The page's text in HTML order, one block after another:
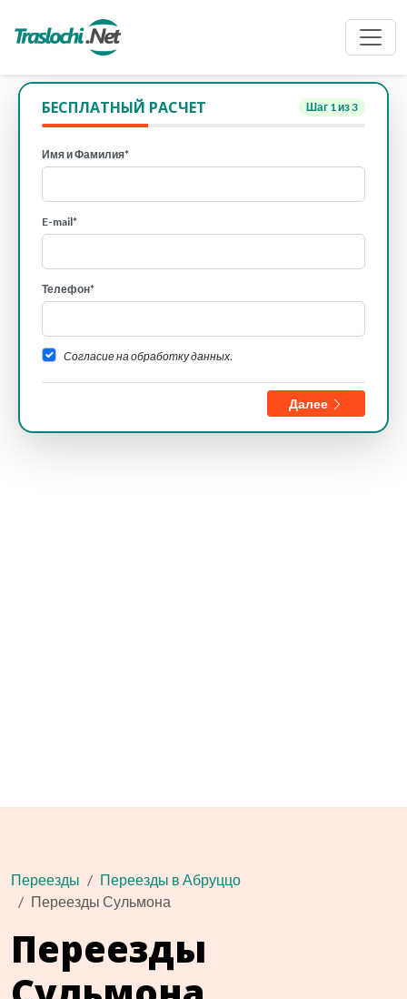
БЕСПЛАТНЫЙ РАСЧЕТ Шаг 1из 3
Имя и Фамилия*
E-mail*
Телефон*
Согласие на обработку данных.
Далее
Переезды
Переезды в Абруццо
Переезды Сульмона
Переезды